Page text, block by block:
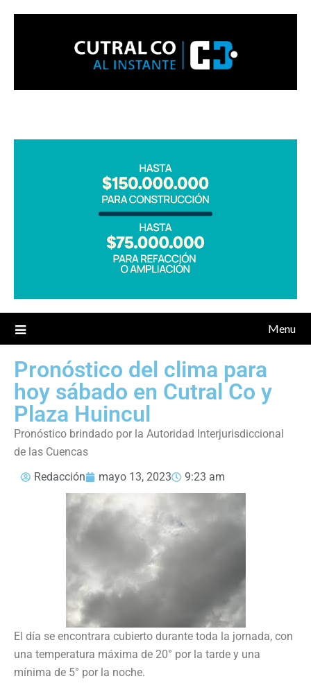
Menu
Pronóstico del clima para
hoy sábado en Cutral Co y
Plaza Huincul
Pronóstico brindado por la Autoridad Interjurisdiccional
de las Cuencas
Redacción
mayo 13, 2023 9:23 am
El día se encontrara cubierto durante toda la jornada, con
una temperatura máxima de 20° por la tarde y una
mínima de 5° por la noche.